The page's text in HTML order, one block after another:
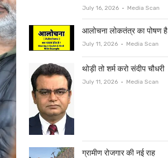
July 16, 2026 Author
Media Scan
आलोचना लोकतंत्र का पोषण है
July 11, 2026 Author
Media Scan
थोड़ी तो शर्म करो संदीप चौधरी
July 11, 2026 Author
Media Scan
ग्रामीण रोजगार की नई राह